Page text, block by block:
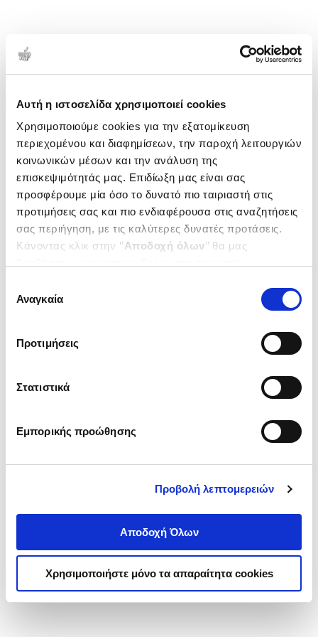
Αυτή η ιστοσελίδα χρησιμοποιεί cookies
Χρησιμοποιούμε cookies για την εξατομίκευση
περιεχομένου και διαφημίσεων, την παροχή λειτουργιών
κοινωνικών μέσων και την ανάλυση της
επισκεψιμότητάς μας. Επιδίωξη μας είναι σας
προσφέρουμε μία όσο το δυνατό πιο ταιριαστή στις
προτιμήσεις σας και πιο ενδιαφέρουσα στις αναζητήσεις
σας περιήγηση, με τις καλύτερες δυνατές προτάσεις.
Κάνοντας κλικ στην ‘’Αποδοχή όλων’’ θα μας
ενδιαφέρουν και να επιλέξετε από τα παρακάτω με την
΄΄και να ενημερωθείτε σχετικά με
συγκατάθεσης
Αναγκαία
Προτιμήσεις
Στατιστικά
Εμπορικής προώθησης
Προβολή λεπτομερειών
Αποδοχή Όλων
Χρησιμοποιήστε μόνο τα απαραίτητα cookies